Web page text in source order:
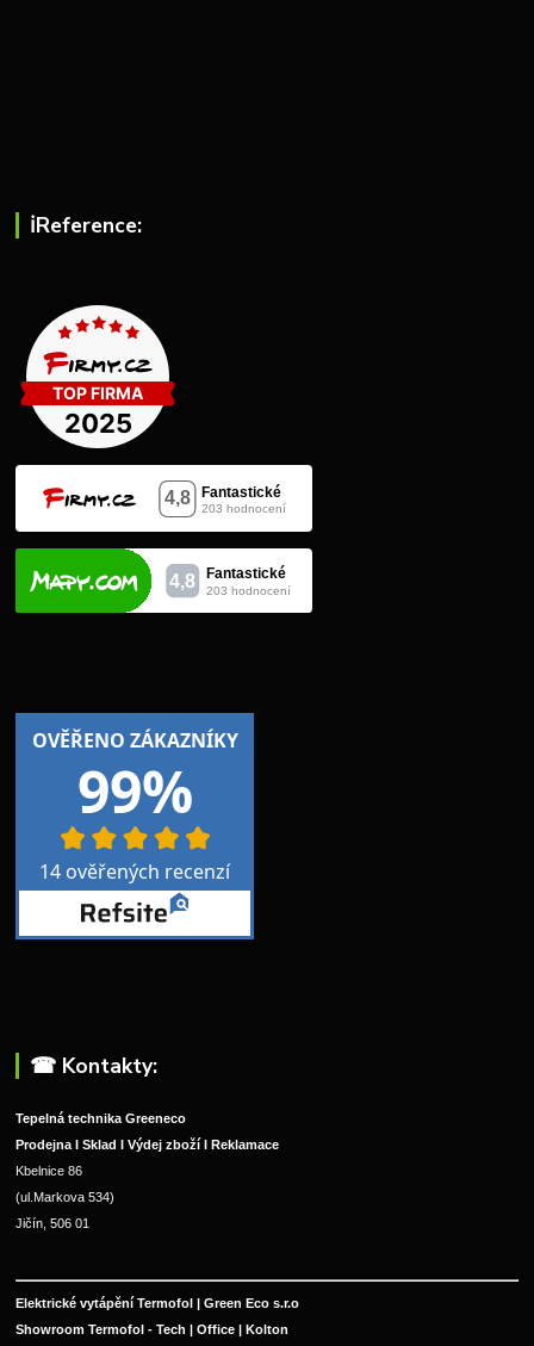
ℹ︎Reference:
☎︎ Kontakty:
Tepelná technika Greeneco
Prodejna I Sklad I Výdej zboží I Reklamace
Kbelnice 86
(ul.Markova 534)
Jičín, 506 01
Elektrické vytápění Termofol | Green Eco s.r.o
Showroom Termofol - Tech | Office | Kolton